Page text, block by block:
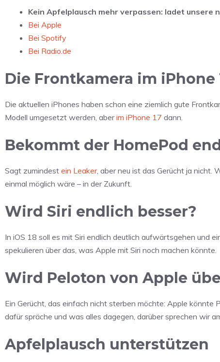
Kein Apfelplausch mehr verpassen: ladet unsere
Bei Apple
Bei Spotify
Bei Radio.de
Die Frontkamera im iPhone
Die aktuellen iPhones haben schon eine ziemlich gute
Modell umgesetzt werden, aberim iPhone 17 dann.
Bekommt der HomePod
Sagt zumindest ein Leaker, aber neu ist das Gerücht ja nicht.
einmal möglich wäre – in der Zukunft.
Wird Siri endlich besser?
In iOS 18 soll es mit Siri endlich deutlich aufwärtsgehen und
spekulieren über das, was Apple mit Siri noch machen könnte.
Wird Peloton von Apple
Ein Gerücht, das einfach nicht sterben möchte: Apple könnte
dafür spräche und was alles dagegen, darüber sprechen wir
Apfelplausch unterstützen